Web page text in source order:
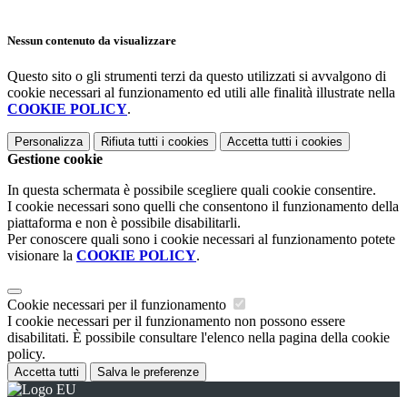
Nessun contenuto da visualizzare
Questo sito o gli strumenti terzi da questo utilizzati si avvalgono di
cookie necessari al funzionamento ed utili alle finalità illustrate nella
COOKIE POLICY.
Personalizza Rifiuta tutti i cookies Accetta tutti i cookies
Gestione cookie
In questa schermata è possibile scegliere quali cookie consentire.
I cookie necessari sono quelli che consentono il funzionamento della
piattaforma e non è possibile disabilitarli.
Per conoscere quali sono i cookie necessari al funzionamento potete
visionare la COOKIE POLICY.
Cookie necessari per il funzionamento
I cookie necessari per il funzionamento non possono essere
disabilitati. È possibile consultare l'elenco nella pagina della cookie
policy.
Accetta tutti Salva le preferenze